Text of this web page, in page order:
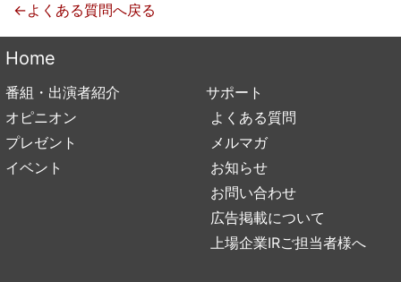
←よくある質問へ戻る
Home
番組・出演者紹介
オピニオン
プレゼント
イベント
サポート
よくある質問
メルマガ
お知らせ
お問い合わせ
広告掲載について
上場企業IRご担当者様へ